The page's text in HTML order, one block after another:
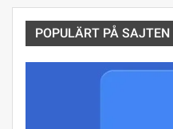
POPULÄRT PÅ SAJTEN